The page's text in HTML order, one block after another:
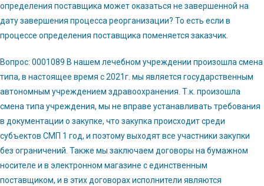
определения поставщика может оказаться не завершенной на
дату завершения процесса реорганизации? То есть если в
процессе определения поставщика поменяется заказчик.
Вопрос: 0001089 В нашем лечебном учреждении произошла смена
типа, в настоящее время с 2021г. мы является государственным
автономным учреждением здравоохранения. Т.к. произошла
смена типа учреждения, мы не вправе устанавливать требования
в документации о закупке, что закупка происходит среди
субъектов СМП 1 год, и поэтому выходят все участники закупки
без ограничений. Также мы заключаем договоры на бумажном
носителе и в электронном магазине с единственным
поставщиком, и в этих договорах исполнители являются